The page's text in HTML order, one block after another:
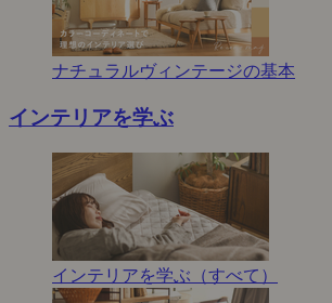
ナチュラルヴィンテージの基本
インテリアを学ぶ
インテリアを学ぶ（すべて）